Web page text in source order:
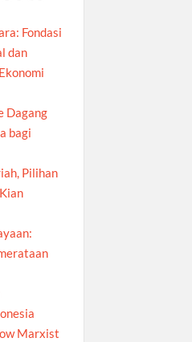
Fondasi
dan
Dagang
bagi
Pilihan
Marxist